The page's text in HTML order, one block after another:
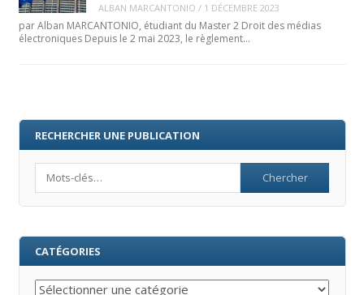
ALBAN MARCANTONIO / 1 DÉCEMBRE 2023
par Alban MARCANTONIO, étudiant du Master 2 Droit des médias
électroniques Depuis le 2 mai 2023, le règlement…
RECHERCHER UNE PUBLICATION
CATÉGORIES
Catégories